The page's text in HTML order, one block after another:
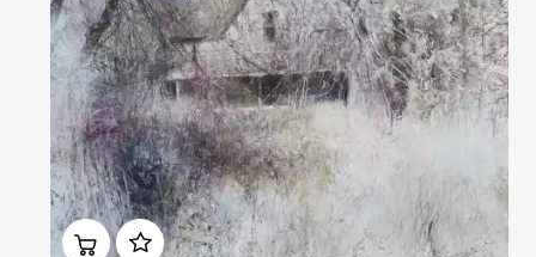
Домен: ekb.rakovgallery.ru